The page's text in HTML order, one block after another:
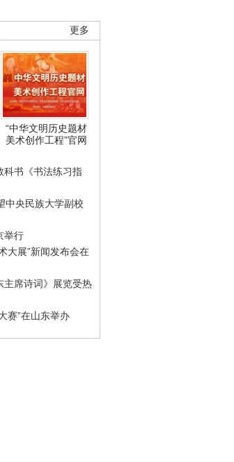
更多
“中华文明历史题材
美术创作工程”官网
科书《书法练习指
中央民族大学副校
举行
展”新闻发布会在
主席诗词》展览受热
赛”在山东举办